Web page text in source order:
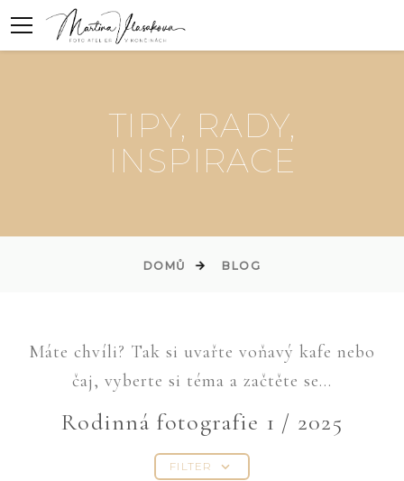
TIPY, RADY,
INSPIRACE
DOMŮ BLOG
Máte chvíli? Tak si uvařte voňavý kafe nebo
čaj, vyberte si téma a začtěte se...
Rodinná fotografie 1 / 2025
FILTER